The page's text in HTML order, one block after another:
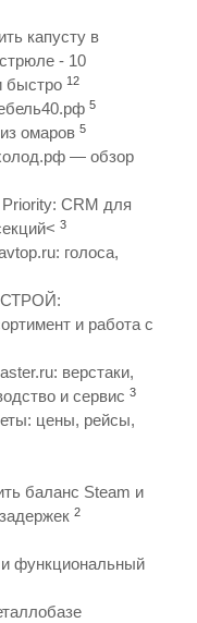
капусту в
- 10
быстро 12
5
омаров 5
— обзор
CRM для
3
голоса,
СТРОЙ:
и работа с
верстаки,
и сервис 3
цены, рейсы,
баланс Steam и
2
и функциональный